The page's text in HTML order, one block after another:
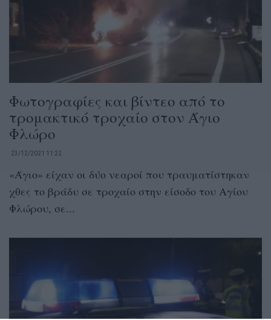
Φωτογραφίες και βίντεο από το
τρομακτικό τροχαίο στον Άγιο
Φλώρο
23/12/2021 11:22
«Άγιο» είχαν οι δύο νεαροί που τραυματίστηκαν
χθες το βράδυ σε τροχαίο στην είσοδο του Αγίου
Φλώρου, σε...